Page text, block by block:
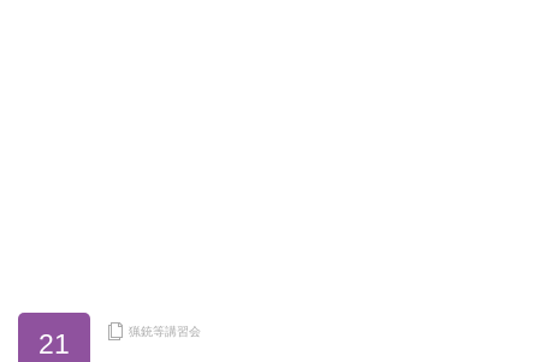
21 猟銃等講習会